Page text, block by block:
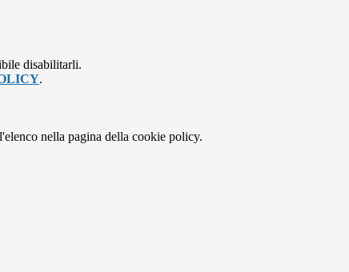
disabilitarli.
.
nella pagina della cookie policy.